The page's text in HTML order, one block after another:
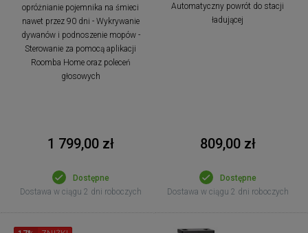
opróżnianie pojemnika na śmieci
nawet przez 90 dni - Wykrywanie
dywanów i podnoszenie mopów -
Sterowanie za pomocą aplikacji
Roomba Home oraz poleceń
głosowych
1 799,00 zł
Dostępne
Dostawa w ciągu 2 dni roboczych
Automatyczny powrót do stacji
ładującej
809,00 zł
Dostępne
Dostawa w ciągu 2 dni roboczych